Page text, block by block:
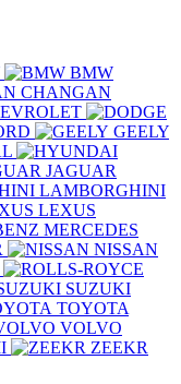
BMW
CHANGAN
GEELY
JAGUAR
LAMBORGHINI
LEXUS
MERCEDES
NISSAN
SUZUKI
TOYOTA
VOLVO
ZEEKR